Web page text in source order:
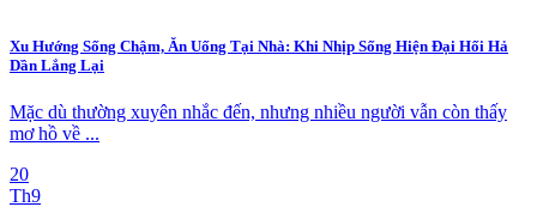
Xu Hướng Sống Chậm, Ăn Uống Tại Nhà: Khi Nhịp Sống Hiện Đại Hối Hả
Dần Lắng Lại
Mặc dù thường xuyên nhắc đến, nhưng nhiều người vẫn còn thấy
mơ hồ về ...
20
Th9